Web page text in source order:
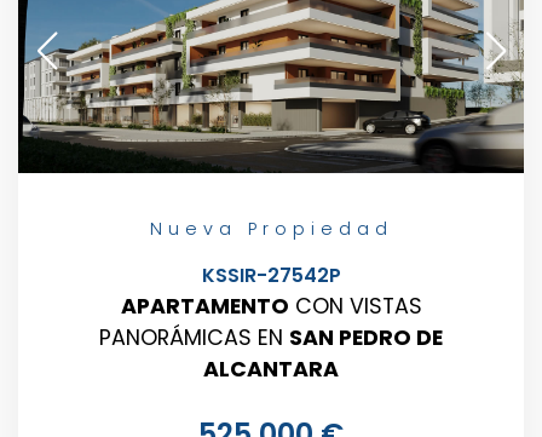
Nueva Propiedad
KSSIR-27542P
APARTAMENTO CON VISTAS
PANORÁMICAS EN SAN PEDRO DE
ALCANTARA